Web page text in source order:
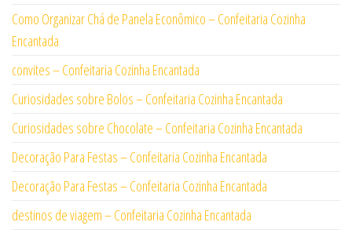
Como Organizar Chá de Panela Econômico – Confeitaria Cozinha
Encantada
convites – Confeitaria Cozinha Encantada
Curiosidades sobre Bolos – Confeitaria Cozinha Encantada
Curiosidades sobre Chocolate – Confeitaria Cozinha Encantada
Decoração Para Festas – Confeitaria Cozinha Encantada
Decoração Para Festas – Confeitaria Cozinha Encantada
destinos de viagem – Confeitaria Cozinha Encantada